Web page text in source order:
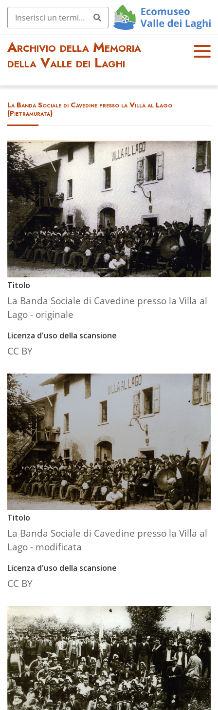
Archivio della Memoria
della Valle dei Laghi
OPE
La Banda Sociale di Cavedine presso la Villa al Lago
(Pietramurata)
Titolo
La Banda Sociale di Cavedine presso la Villa al
Lago - originale
Licenza d'uso della scansione
CC BY
Titolo
La Banda Sociale di Cavedine presso la Villa al
Lago - modificata
Licenza d'uso della scansione
CC BY